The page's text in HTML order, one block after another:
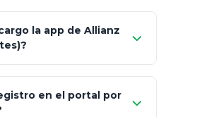
netWorth (Certificado)
Estrategia Art. 151 / 93
la app de Allianz
en el portal por